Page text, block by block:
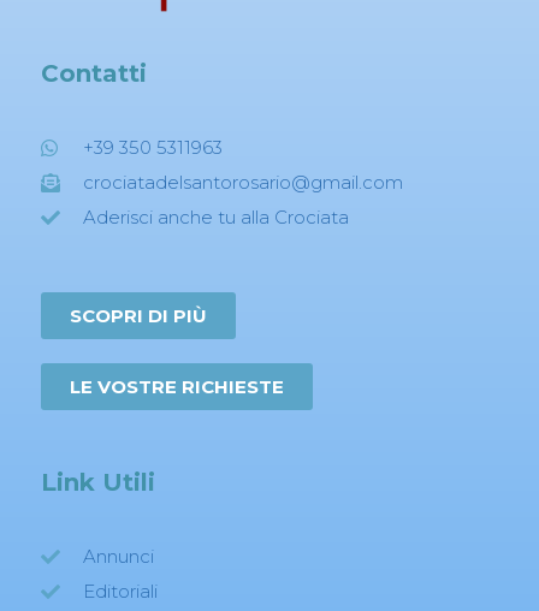
Contatti
+39 350 5311963
crociatadelsantorosario@gmail.com
Aderisci anche tu alla Crociata
SCOPRI DI PIÙ
LE VOSTRE RICHIESTE
Link Utili
Annunci
Editoriali